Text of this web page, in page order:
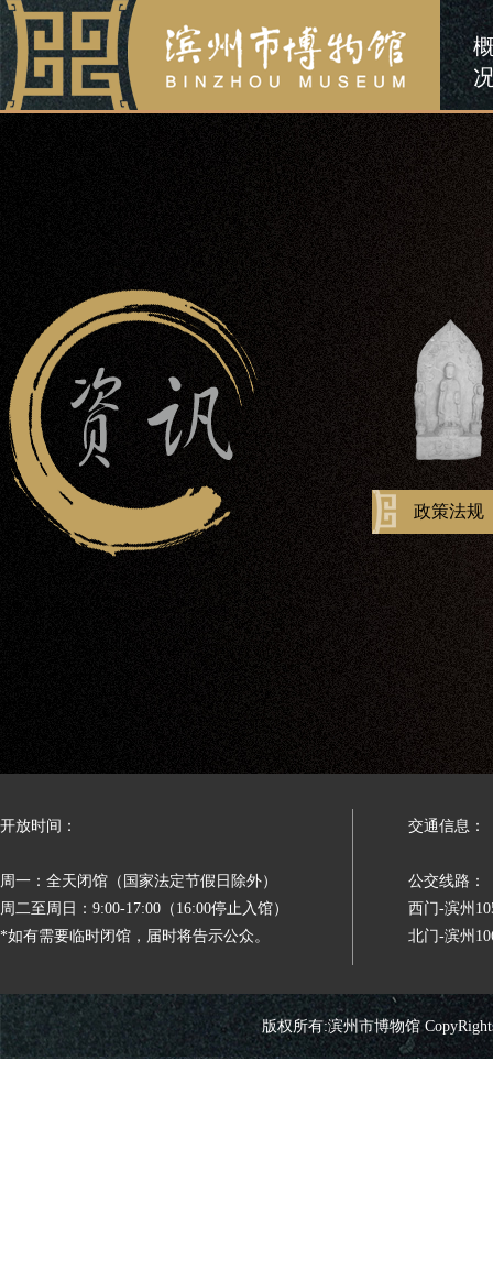
政策法规
开放时间：
周一：全天闭馆（国家法定节假日除外）
周二至周日：9:00-17:00（16:00停止入馆）
*如有需要临时闭馆，届时将告示公众。
交通信息：
公交线路：
西门-滨州
北门-滨州
版权所有:滨州市博物馆